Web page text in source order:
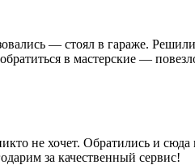
— стоял в гараже.
в мастерские —
не хочет. Обратились и
за качественный сервис!